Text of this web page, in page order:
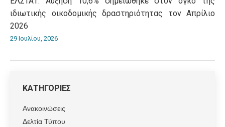
ιδιωτικής οικοδομικής δραστηριότητας τον Απρίλιο
2026
29 Ιουλίου, 2026
ΚΑΤΗΓΟΡΙΕΣ
Ανακοινώσεις
Δελτία Τύπου